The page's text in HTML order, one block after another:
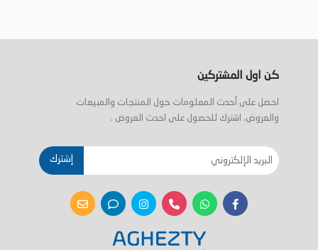
كن اول المشتركين
احصل على أحدث المعلومات حول المنتجات والمبيعات
والعروض. اشترك للحصول على احدث العروض .
إشترك